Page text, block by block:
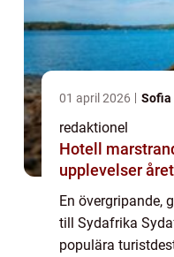
01 april 2026 Sofia
redaktionel
Hotell marstrandsön
upplevelser
En övergripande,
till Sydafrika
populära